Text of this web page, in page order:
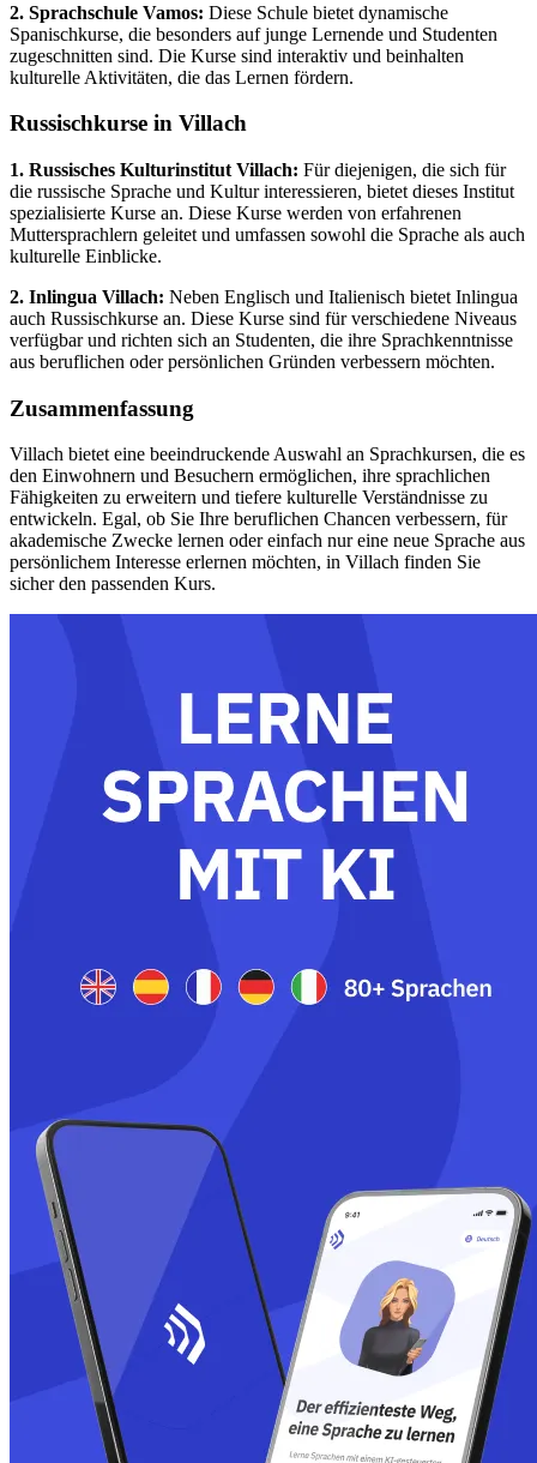
2. Sprachschule Vamos: Diese Schule bietet dynamische
Spanischkurse, die besonders auf junge Lernende und Studenten
zugeschnitten sind. Die Kurse sind interaktiv und beinhalten
kulturelle Aktivitäten, die das Lernen fördern.
Russischkurse in Villach
1. Russisches Kulturinstitut Villach: Für diejenigen, die sich für
die russische Sprache und Kultur interessieren, bietet dieses Institut
spezialisierte Kurse an. Diese Kurse werden von erfahrenen
Muttersprachlern geleitet und umfassen sowohl die Sprache als auch
kulturelle Einblicke.
2. Inlingua Villach: Neben Englisch und Italienisch bietet Inlingua
auch Russischkurse an. Diese Kurse sind für verschiedene Niveaus
verfügbar und richten sich an Studenten, die ihre Sprachkenntnisse
aus beruflichen oder persönlichen Gründen verbessern möchten.
Zusammenfassung
Villach bietet eine beeindruckende Auswahl an Sprachkursen, die es
den Einwohnern und Besuchern ermöglichen, ihre sprachlichen
Fähigkeiten zu erweitern und tiefere kulturelle Verständnisse zu
entwickeln. Egal, ob Sie Ihre beruflichen Chancen verbessern, für
akademische Zwecke lernen oder einfach nur eine neue Sprache aus
persönlichem Interesse erlernen möchten, in Villach finden Sie
sicher den passenden Kurs.